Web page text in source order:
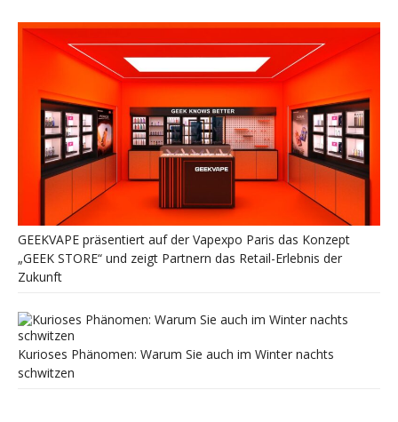
GEEKVAPE präsentiert auf der Vapexpo Paris das Konzept
„GEEK STORE“ und zeigt Partnern das Retail-Erlebnis der
Zukunft
Kurioses Phänomen: Warum Sie auch im Winter nachts
schwitzen